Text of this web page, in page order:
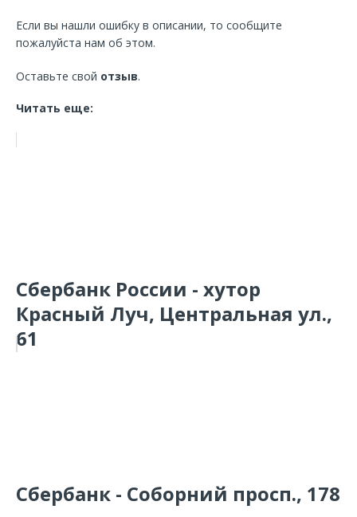
Если вы нашли ошибку в описании, то сообщите
пожалуйста нам об этом.
Оставьте свой отзыв.
Читать еще:
Сбербанк России - хутор
Красный Луч, Центральная ул.,
61
Сбербанк - Соборний просп., 178